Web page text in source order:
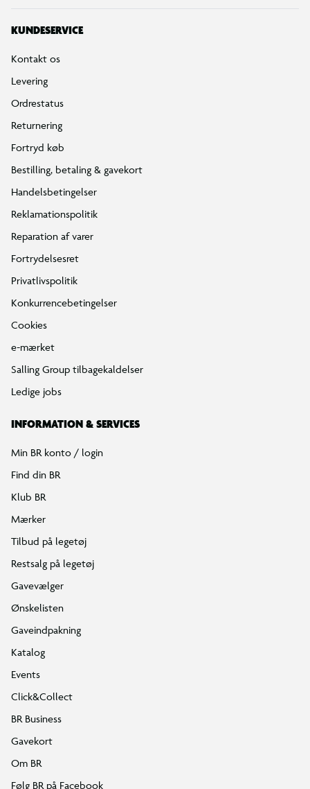
KUNDESERVICE
Kontakt os
Levering
Ordrestatus
Returnering
Fortryd køb
Bestilling, betaling & gavekort
Handelsbetingelser
Reklamationspolitik
Reparation af varer
Fortrydelsesret
Privatlivspolitik
Konkurrencebetingelser
Cookies
e-mærket
Salling Group tilbagekaldelser
Ledige jobs
INFORMATION & SERVICES
Min BR konto / login
Find din BR
Klub BR
Mærker
Tilbud på legetøj
Restsalg på legetøj
Gavevælger
Ønskelisten
Gaveindpakning
Katalog
Events
Click&Collect
BR Business
Gavekort
Om BR
Følg BR på Facebook